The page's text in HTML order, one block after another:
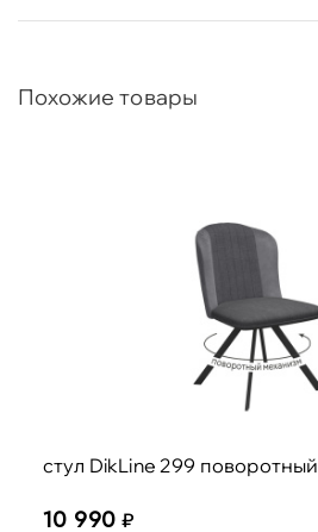
Похожие товары
стул DikLine 299 поворотный
10 990